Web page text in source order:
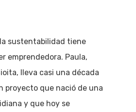
sustentabilidad tiene
emprendedora. Paula,
lleva casi una década
proyecto que nació de una
y que hoy se